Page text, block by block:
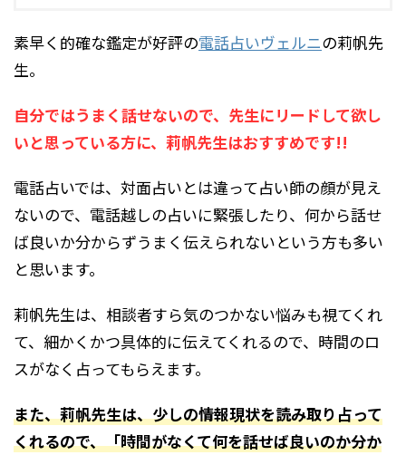
素早く的確な鑑定が好評の電話占いヴェルニの莉帆先
生。
自分ではうまく話せないので、先生にリードして欲し
いと思っている方に、莉帆先生はおすすめです!!
電話占いでは、対面占いとは違って占い師の顔が見え
ないので、電話越しの占いに緊張したり、何から話せ
ば良いか分からずうまく伝えられないという方も多い
と思います。
莉帆先生は、相談者すら気のつかない悩みも視てくれ
て、細かくかつ具体的に伝えてくれるので、時間のロ
スがなく占ってもらえます。
また、莉帆先生は、少しの情報現状を読み取り占って
くれるので、「時間がなくて何を話せば良いのか分か